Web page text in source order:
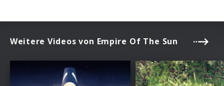
Weitere Videos von Empire Of The Sun